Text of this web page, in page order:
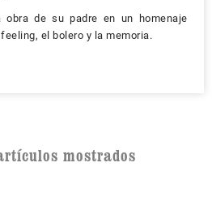
obra de su padre en un homenaje
el bolero y la memoria.
mostrados